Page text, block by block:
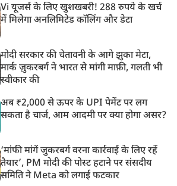
Vi यूजर्स के लिए खुशखबरी! 288 रुपये के खर्च
में मिलेगा अनलिमिटेड कॉलिंग और डेटा
मोदी सरकार की चेतावनी के आगे झुका मेटा,
मार्क ज़ुकरबर्ग ने भारत से मांगी माफ़ी, गलती भी
स्वीकार की
अब ₹2,000 से ऊपर के UPI पेमेंट पर लग
सकता है चार्ज, आम आदमी पर क्या होगा असर?
‘मांफी मांगें जुकरबर्ग वरना कार्रवाई के लिए रहें
तैयार’, PM मोदी की पोस्ट हटाने पर संसदीय
समिति ने Meta को लगाई फटकार